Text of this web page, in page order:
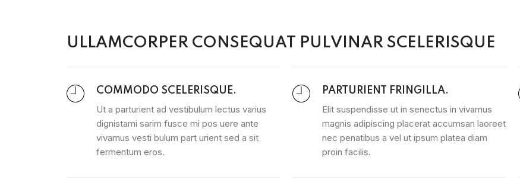
ULLAMCORPER CONSEQUAT PULVINAR SCELERISQUE
COMMODO SCELERISQUE.
Ut a parturient ad vestibulum lectus varius
dignistami sarim fusce mi pos uere ante
vivamus vesti bulum part urient sed a sit
fermentum eros.
PARTURIENT FRINGILLA.
Elit suspendisse ut in senectus in vivamus
magnis adipiscing placerat accumsan laoreet
nec penatibus a vel ut ipsum platea diam
proin facilis.